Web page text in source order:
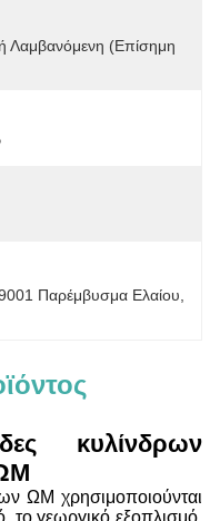
(επίσημη
Παρέμβυσμα Ελαίου
κυλίνδρων
ΩΜ χρησιμοποιούνται
το γεωργικό εξοπλισμό,